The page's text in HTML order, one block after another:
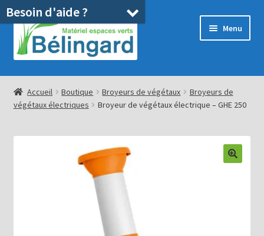
Aller
la
Aller
au
contenu
Menu
Accueil
Boutique
Location
Pièces détachées/SAV
Ouvrir
Accueil Boutique Broyeurs de végétaux
Broyeurs de
végétaux électriques
Broyeur de végétaux électrique – GHE 250
Besoin d'aide ?